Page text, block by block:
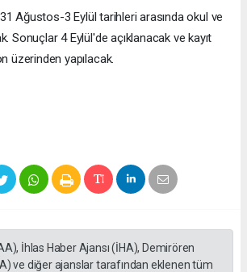
31 Ağustos-3 Eylül tarihleri arasında okul ve
Sonuçlar 4 Eylül'de açıklanacak ve kayıt
üzerinden yapılacak.
İhlas Haber Ajansı (İHA), Demirören
ve diğer ajanslar tarafından eklenen tüm